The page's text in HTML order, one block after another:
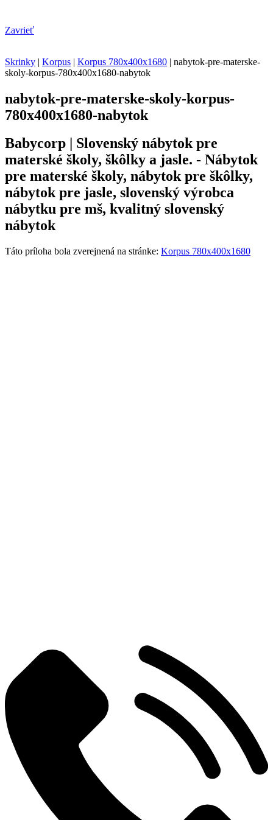
Zavrieť
Skrinky | Korpus | Korpus 780x400x1680 | nabytok-pre-materske-
skoly-korpus-780x400x1680-nabytok
nabytok-pre-materske-skoly-korpus-
780x400x1680-nabytok
Babycorp | Slovenský nábytok pre
materské školy, škôlky a jasle. - Nábytok
pre materské školy, nábytok pre škôlky,
nábytok pre jasle, slovenský výrobca
nábytku pre mš, kvalitný slovenský
nábytok
Táto príloha bola zverejnená na stránke: Korpus 780x400x1680